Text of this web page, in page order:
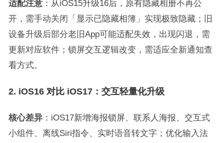
适配注意：从iOS15升级16后，原有隐藏相册不再公
开，需手动关闭「显示已隐藏相簿」实现极致隐藏；旧
设备升级后部分老旧App可能适配失效，出现闪退，需
更新对应软件；锁屏交互逻辑改变，需适应全新通知查
看方式。
2. iOS16 对比 iOS17：交互轻量化升级
核心差异：iOS17新增海报锁屏、联系人海报、交互式
小组件、离线Siri指令、实时语音转文字；优化输入法